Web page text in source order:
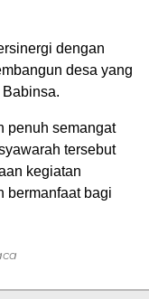
dengan
desa yang
Babinsa.
penuh semangat
tersebut
kegiatan
bermanfaat bagi